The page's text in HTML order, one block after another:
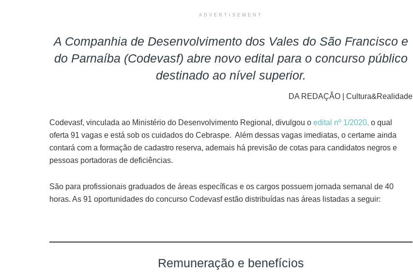
ADVERTISEMENT
A Companhia de Desenvolvimento dos Vales do São Francisco e
do Parnaíba (Codevasf) abre novo edital para o concurso público
destinado ao nível superior.
DA REDAÇÃO | Cultura&Realidade
Codevasf, vinculada ao Ministério do Desenvolvimento Regional, divulgou o edital nº 1/2020, o qual
oferta 91 vagas e está sob os cuidados do Cebraspe. Além dessas vagas imediatas, o certame ainda
contará com a formação de cadastro reserva, ademais há previsão de cotas para candidatos negros e
pessoas portadoras de deficiências.
São para profissionais graduados de áreas específicas e os cargos possuem jornada semanal de 40
horas. As 91 oportunidades do concurso Codevasf estão distribuídas nas áreas listadas a seguir:
Remuneração e benefícios